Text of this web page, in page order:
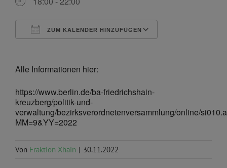
ZUM KALENDER HINZUFÜGEN
Alle Informationen hier:
https://www.berlin.de/ba-friedrichshain-
kreuzberg/politik-und-
verwaltung/bezirksverordnetenversammlung/online/
MM=9&YY=2022
Von Fraktion Xhain | 30.11.2022